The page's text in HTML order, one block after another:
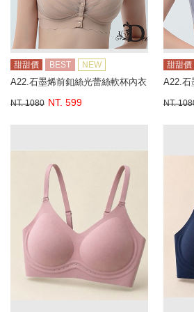
甜甜價 BEST NEW
A22.石墨烯前釦絲光蕾絲軟杯內衣
NT. 1080 NT. 599
甜甜價
A22.石
NT.